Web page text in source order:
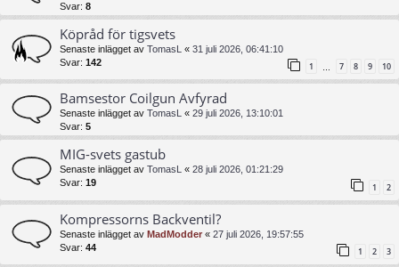
Svar: 8
Köpråd för tigsvets
Senaste inlägget av TomasL « 31 juli 2026, 06:41:10
Svar: 142 1 … 7 8 9 10
Bamsestor Coilgun Avfyrad
Senaste inlägget av TomasL « 29 juli 2026, 13:10:01
Svar: 5
MIG-svets gastub
Senaste inlägget av TomasL « 28 juli 2026, 01:21:29
Svar: 19 1 2
Kompressorns Backventil?
Senaste inlägget av MadModder « 27 juli 2026, 19:57:55
Svar: 44 1 2 3